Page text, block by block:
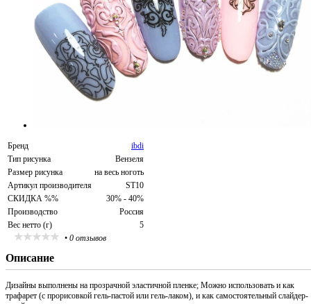
Бренд
ibdi
Тип рисунка
Вензеля
Размер рисунка
на весь ноготь
Артикул производителя
ST10
СКИДКА %%
30% - 40%
Производство
Россия
Вес нетто (г)
5
• 0 отзывов
Описание
Дизайны выполнены на прозрачной эластичной пленке; Можно использовать и как
трафарет (с прорисовкой гель-пастой или гель-лаком), и как самостоятельный слайдер-